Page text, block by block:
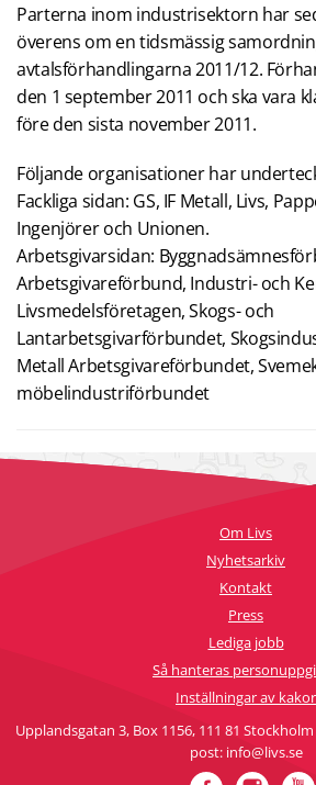
Parterna inom industrisektorn har
överens om en tidsmässig
avtalsförhandlingarna 2011/12.
den 1 september 2011 och ska vara
före den sista november 2011.
Följande organisationer har
Fackliga sidan: GS, IF Metall, Livs,
Ingenjörer och Unionen.
Arbetsgivarsidan:
Arbetsgivareförbund, Industri- och
Livsmedelsföretagen, Skogs- och
Lantarbetsgivarförbundet,
Metall Arbetsgivareförbundet,
möbelindustriförbundet
Om Livs
Nyhetsarkiv
Kontakt
Press
Lediga jobb
Så hanteras
Inställningar av kakor
Upplandsgatan 3, Box 1156, 111 81 Stockholm
post: info@livs.se